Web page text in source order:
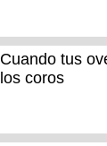
Cuando tus
los coros